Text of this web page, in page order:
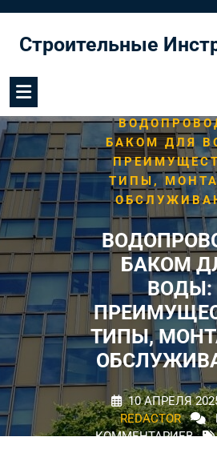
содержимому
Строительные
БАКОМ ДЛЯ
ТИПЫ,
БАКОМ
ВОДЫ:
ТИПЫ,
10 АПРЕЛЯ
REDACTOR
КОММЕНТАРИЕВ